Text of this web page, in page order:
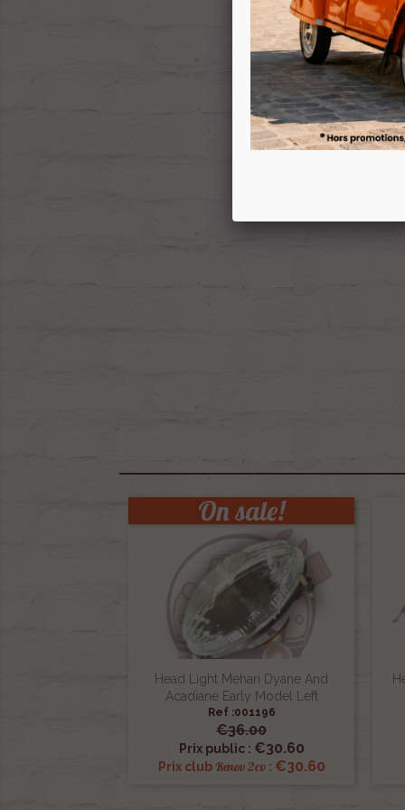
Head Light Mehari Dyane And
Acadiane Early Model Left
Ref :001196
€36.00
Prix public : €30.60
Prix club Renov 2cv: €30.60
On sale!
 Quick view